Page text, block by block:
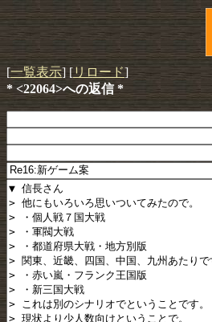
[一覧表示] [リロード]
* <22064>への返信 *